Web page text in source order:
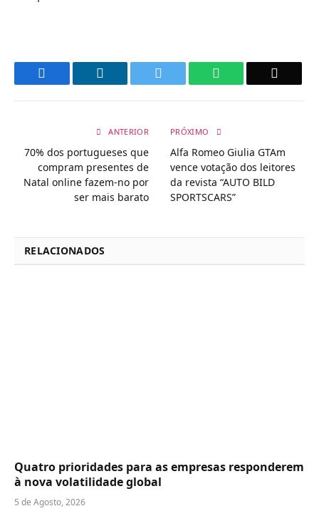
WhatsApp
ANTERIOR
70% dos portugueses que
compram presentes de
Natal online fazem-no por
ser mais barato
PRÓXIMO
Alfa Romeo Giulia GTAm
vence votação dos leitores
da revista “AUTO BILD
SPORTSCARS”
RELACIONADOS
Quatro prioridades para as empresas responderem
à nova volatilidade global
5 de Agosto, 2026